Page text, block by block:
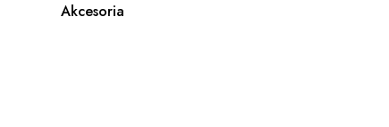
Akcesoria